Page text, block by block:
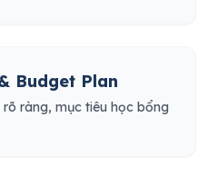
Budget Plan
ràng, mục tiêu học bổng